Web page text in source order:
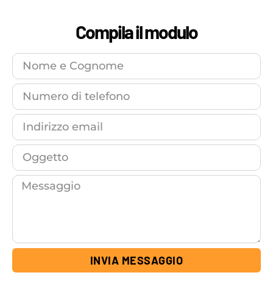
Compila il modulo
INVIA MESSAGGIO